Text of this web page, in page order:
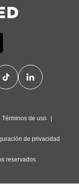
web.
y/o acceder a
utilizar
crear un
perfiles para la
o a través de
identificación
Términos de uso
de privacidad
reservados